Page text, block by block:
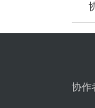
协作